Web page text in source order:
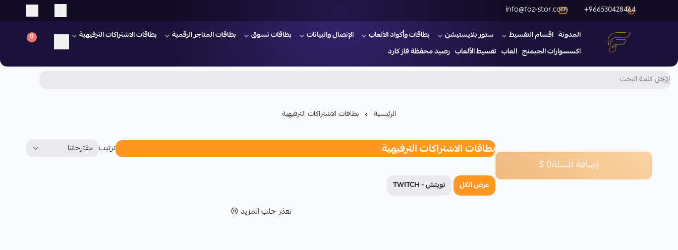
+966530428464
info@faz-stor.com
فاز كارد
المدونة اقسام التقسيط ستور بلايستيشن بطاقات وأكواد الألعاب الإتصال والبيانات بطاقات تسوق بطاقات المتاجر الرقمية
بطاقات الاشتراكات الترفيهية
اكسسوارات الجيمنج العاب تقسيط الألعاب رصيد محفظة فاز كارد
0
الرئيسية بطاقات الاشتراكات الترفيهية
إضافة للسلة0
$
بطاقات الاشتراكات الترفيهية ترتيب
عرض الكل تويتش - TWITCH
تعذر جلب المزيد 😢